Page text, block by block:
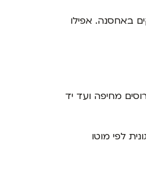
באחסנה. אפילו
מחיפה ועד יד
לפי מוטו